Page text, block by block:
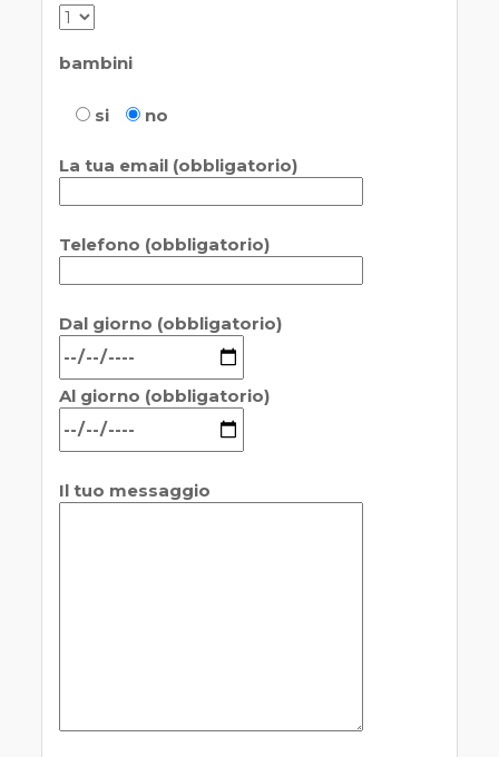
bambini
si no
La tua email (obbligatorio)
Telefono (obbligatorio)
Dal giorno (obbligatorio)
Al giorno (obbligatorio)
Il tuo messaggio